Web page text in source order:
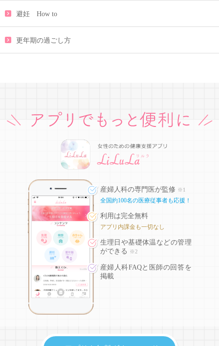
避妊 How to
更年期の過ごし方
産婦人科の専門医が監修 ※1
全国約100名の医療従事者も応援！
利用は完全無料
アプリ内課金も一切なし
生理日や基礎体温などの管理
ができる
※2
産婦人科FAQと医師の回答を
掲載